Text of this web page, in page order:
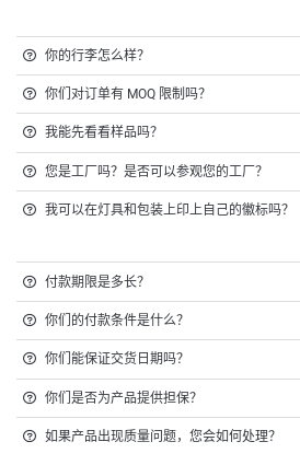
你的行李怎么样？
你们对订单有 MOQ 限制吗？
我能先看看样品吗？
您是工厂吗？是否可以参观您的工厂？
我可以在灯具和包装上印上自己的徽标吗？
付款期限是多长？
你们的付款条件是什么？
你们能保证交货日期吗？
你们是否为产品提供担保？
如果产品出现质量问题，您会如何处理？